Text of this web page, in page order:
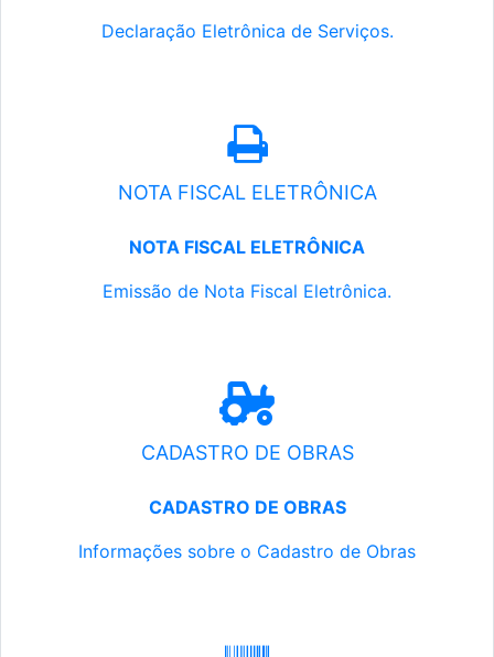
Declaração Eletrônica de Serviços.
NOTA FISCAL ELETRÔNICA
NOTA FISCAL ELETRÔNICA
Emissão de Nota Fiscal Eletrônica.
CADASTRO DE OBRAS
CADASTRO DE OBRAS
Informações sobre o Cadastro de Obras